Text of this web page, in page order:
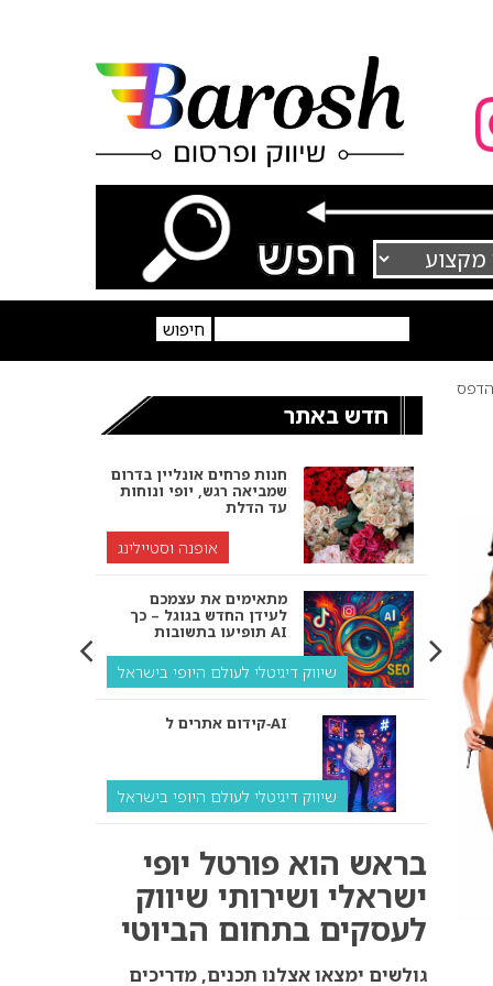
הדפס
חדש באתר
חנות פרחים אונליין בדרום
שמביאה רגש, יופי ונוחות
עד הדלת
אופנה וסטיילינג
מתאימים את עצמכם
לעידן החדש בגוגל – כך
תופיעו בתשובות AI
שיווק דיגיטלי לעולם היופי בישראל
קידום אתרים ל‑AI
שיווק דיגיטלי לעולם היופי בישראל
ולמה העסק שלך צריך
שיווק דיגיטלי לעסקים
קידום ל‑AI לעומת קידום
בראש הוא פורטל יופי
ישראלי ושירותי שיווק
לעסקים בתחום הביוטי
גולשים ימצאו אצלנו תכנים, מדריכים